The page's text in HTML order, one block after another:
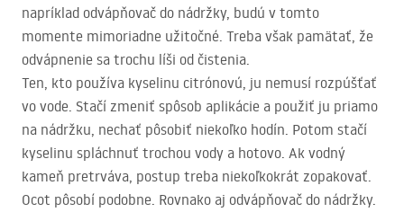
napríklad odvápňovač do nádržky, budú v tomto
momente mimoriadne užitočné. Treba však pamätať, že
odvápnenie sa trochu líši od čistenia.
Ten, kto používa kyselinu citrónovú, ju nemusí rozpúšťať
vo vode. Stačí zmeniť spôsob aplikácie a použiť ju priamo
na nádržku, nechať pôsobiť niekoľko hodín. Potom stačí
kyselinu spláchnuť trochou vody a hotovo. Ak vodný
kameň pretrváva, postup treba niekoľkokrát zopakovať.
Ocot pôsobí podobne. Rovnako aj odvápňovač do nádržky.